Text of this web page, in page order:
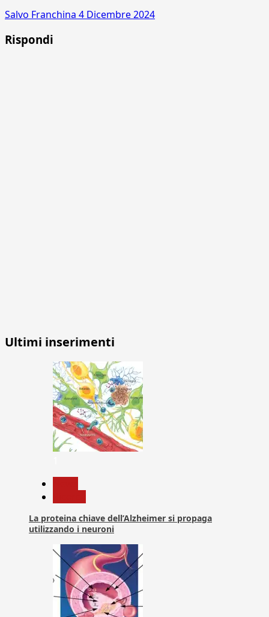
Salvo Franchina 4 Dicembre 2024
Rispondi
Ultimi inserimenti
La proteina chiave dell’Alzheimer si propaga
utilizzando i neuroni